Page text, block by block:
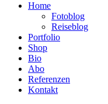
Home
Fotoblog
Reiseblog
Portfolio
Shop
Bio
Abo
Referenzen
Kontakt